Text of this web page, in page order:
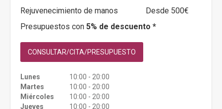
Rejuvenecimiento de manos
Desde 500€
Presupuestos con 5% de descuento *
CONSULTAR/CITA/PRESUPUESTO
Lunes
10:00 - 20:00
Martes
10:00 - 20:00
Miércoles
10:00 - 20:00
Jueves
10:00 - 20:00